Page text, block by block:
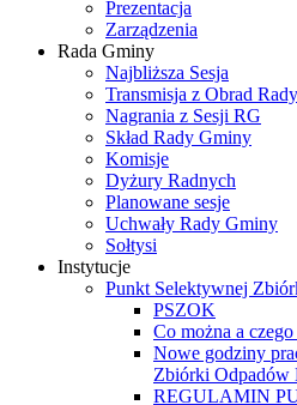
Prezentacja
Zarządzenia
Rada Gminy
Najbliższa Sesja
Transmisja z Obrad
Nagrania z Sesji RG
Skład Rady Gminy
Komisje
Dyżury Radnych
Planowane sesje
Uchwały Rady Gminy
Sołtysi
Instytucje
Punkt Selektywnej
PSZOK
Co można a
Nowe godziny
Zbiórki Odpadów
REGULAMIN